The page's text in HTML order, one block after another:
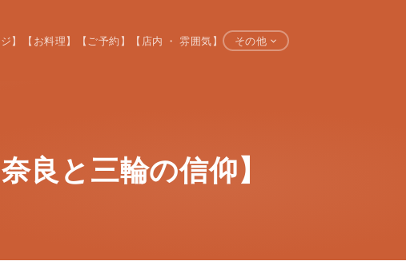
】 【お料理】 【ご予約】 【店内 ・ 雰囲気】 その他
良と三輪の信仰】